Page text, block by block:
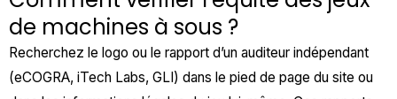
de machines à sous ?
Recherchez le logo ou le rapport d’un auditeur indépendant
(eCOGRA, iTech Labs, GLI) dans le pied de page du site ou